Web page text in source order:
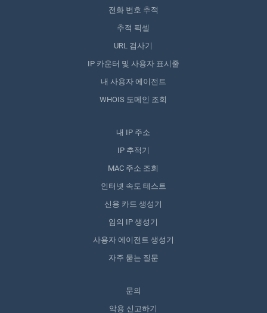
전화 번호 추적
추적 픽셀
URL 검사기
IP 카운터 및 사용자 표시줄
내 사용자 에이전트
WHOIS 도메인 조회
내 IP 주소
IP 추적기
MAC 주소 조회
인터넷 속도 테스트
신용 카드 생성기
임의 IP 생성기
사용자 에이전트 생성기
자주 묻는 질문
문의
악용 신고하기